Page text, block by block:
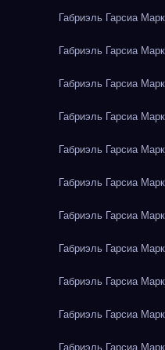
Габриэль Гарсиа
Габриэль Гарсиа
Габриэль Гарсиа
Габриэль Гарсиа
Габриэль Гарсиа
Габриэль Гарсиа
Габриэль Гарсиа
Габриэль Гарсиа
Габриэль Гарсиа
Габриэль Гарсиа
Габриэль Гарсиа